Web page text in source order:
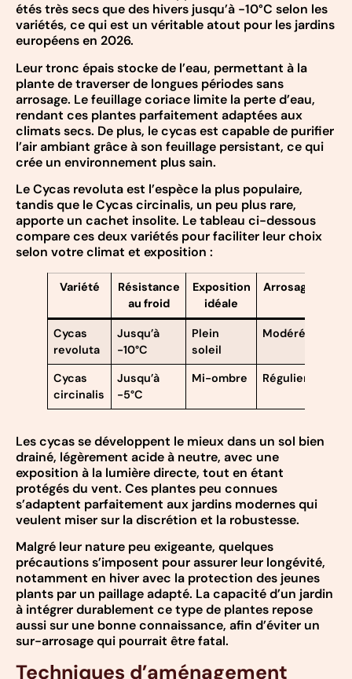
étés très secs que des hivers jusqu’à -10°C selon les
variétés, ce qui est un véritable atout pour les jardins
européens en 2026.
Leur tronc épais stocke de l’eau, permettant à la
plante de traverser de longues périodes sans
arrosage. Le feuillage coriace limite la perte d’eau,
rendant ces plantes parfaitement adaptées aux
climats secs. De plus, le cycas est capable de purifier
l’air ambiant grâce à son feuillage persistant, ce qui
crée un environnement plus sain.
Le Cycas revoluta est l’espèce la plus populaire,
tandis que le Cycas circinalis, un peu plus rare,
apporte un cachet insolite. Le tableau ci-dessous
compare ces deux variétés pour faciliter leur choix
selon votre climat et exposition :
Variété
Résistance
au froid
Exposition
idéale
Arrosage
Cycas
revoluta
Jusqu’à
-10°C
Plein
soleil
Modéré
Cycas
circinalis
Jusqu’à
-5°C
Mi-ombre Régulier
Les cycas se développent le mieux dans un sol bien
drainé, légèrement acide à neutre, avec une
exposition à la lumière directe, tout en étant
protégés du vent. Ces plantes peu connues
s’adaptent parfaitement aux jardins modernes qui
veulent miser sur la discrétion et la robustesse.
Malgré leur nature peu exigeante, quelques
précautions s’imposent pour assurer leur longévité,
notamment en hiver avec la protection des jeunes
plants par un paillage adapté. La capacité d’un jardin
à intégrer durablement ce type de plantes repose
aussi sur une bonne connaissance, afin d’éviter un
sur-arrosage qui pourrait être fatal.
Techniques d’aménagement